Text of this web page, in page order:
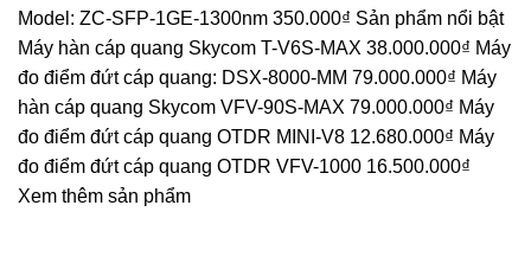
Model: ZC-SFP-1GE-1300nm 350.000₫ Sản phẩm nổi bật
Máy hàn cáp quang Skycom T-V6S-MAX 38.000.000₫ Máy
đo điểm đứt cáp quang: DSX-8000-MM 79.000.000₫ Máy
hàn cáp quang Skycom VFV-90S-MAX 79.000.000₫ Máy
đo điểm đứt cáp quang OTDR MINI-V8 12.680.000₫ Máy
đo điểm đứt cáp quang OTDR VFV-1000 16.500.000₫
Xem thêm sản phẩm